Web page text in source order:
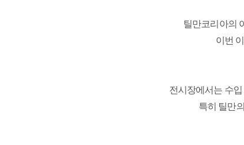
틸만코리아의
이번
전시장에서는 수
특히 틸만